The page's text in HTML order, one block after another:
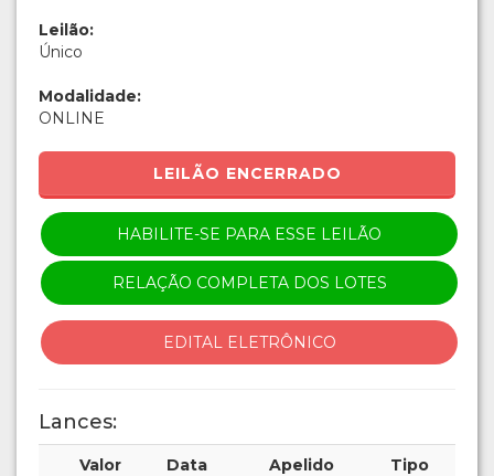
Leilão:
Único
Modalidade:
ONLINE
LEILÃO ENCERRADO
HABILITE-SE PARA ESSE LEILÃO
RELAÇÃO COMPLETA DOS LOTES
EDITAL ELETRÔNICO
Lances:
Valor Data Apelido Tipo